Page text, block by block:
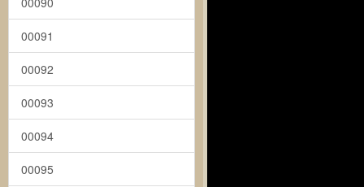
00091
00092
00093
00094
00095